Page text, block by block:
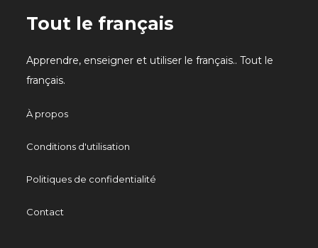
Tout le français
Apprendre, enseigner et utiliser le français.. Tout le
français.
À propos
Conditions d'utilisation
Politiques de confidentialité
Contact